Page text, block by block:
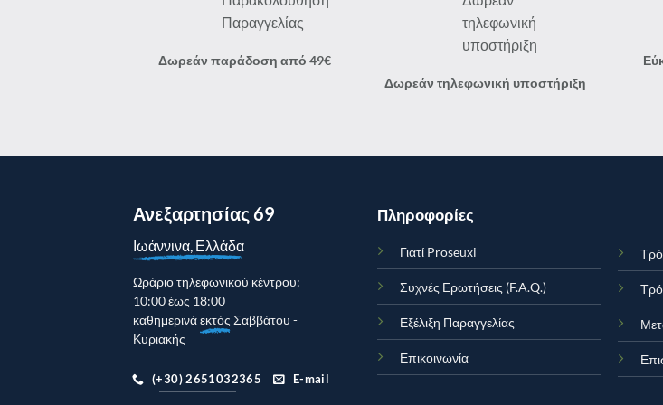
Δωρεάν παράδοση από 49€
Δωρεάν τηλεφωνική υποστήριξη
Ανεξαρτησίας 69
Ιωάννινα, Ελλάδα
Ωράριο τηλεφωνικού κέντρου:
10:00 έως 18:00
καθημερινάεκτός Σαββάτου -
Κυριακής
(+30) 2651032365 E-mail
Πληροφορίες
Γιατί Proseuxi
Συχνές Ερωτήσεις (F.A.Q.)
Εξέλιξη Παραγγελίας
Επικοινωνία